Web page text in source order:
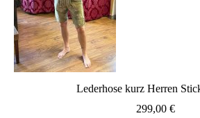
Lederhose kurz Herren
299,00 €